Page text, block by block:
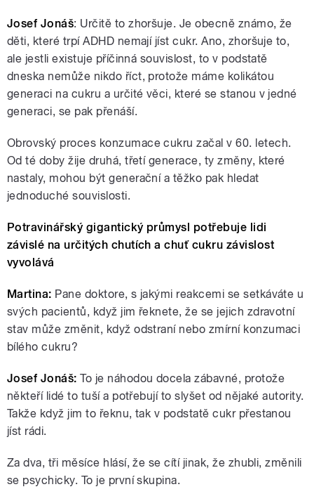
Josef Jonáš: Určitě to zhoršuje. Je obecně známo, že
děti, které trpí ADHD nemají jíst cukr. Ano, zhoršuje to,
ale jestli existuje příčinná souvislost, to v podstatě
dneska nemůže nikdo říct, protože máme kolikátou
generaci na cukru a určité věci, které se stanou v jedné
generaci, se pak přenáší.
Obrovský proces konzumace cukru začal v 60. letech.
Od té doby žije druhá, třetí generace, ty změny, které
nastaly, mohou být generační a těžko pak hledat
jednoduché souvislosti.
Potravinářský gigantický průmysl potřebuje lidi
závislé na určitých chutích a chuť cukru závislost
vyvolává
Martina: Pane doktore, s jakými reakcemi se setkáváte u
svých pacientů, když jim řeknete, že se jejich zdravotní
stav může změnit, když odstraní nebo zmírní konzumaci
bílého cukru?
Josef Jonáš: To je náhodou docela zábavné, protože
někteří lidé to tuší a potřebují to slyšet od nějaké autority.
Takže když jim to řeknu, tak v podstatě cukr přestanou
jíst rádi.
Za dva, tři měsíce hlásí, že se cítí jinak, že zhubli, změnili
se psychicky. To je první skupina.